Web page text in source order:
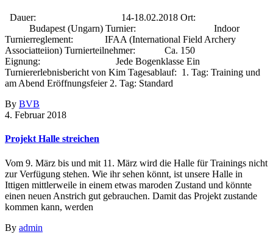
Dauer: 14-18.02.2018 Ort:
Budapest (Ungarn) Turnier: Indoor
Turnierreglement: IFAA (International Field Archery
Associatteiion) Turnierteilnehmer: Ca. 150
Eignung: Jede Bogenklasse Ein
Turniererlebnisbericht von Kim Tagesablauf: 1. Tag: Training und
am Abend Eröffnungsfeier 2. Tag: Standard
By BVB
4. Februar 2018
Projekt Halle streichen
Vom 9. März bis und mit 11. März wird die Halle für Trainings nicht
zur Verfügung stehen. Wie ihr sehen könnt, ist unsere Halle in
Ittigen mittlerweile in einem etwas maroden Zustand und könnte
einen neuen Anstrich gut gebrauchen. Damit das Projekt zustande
kommen kann, werden
By admin